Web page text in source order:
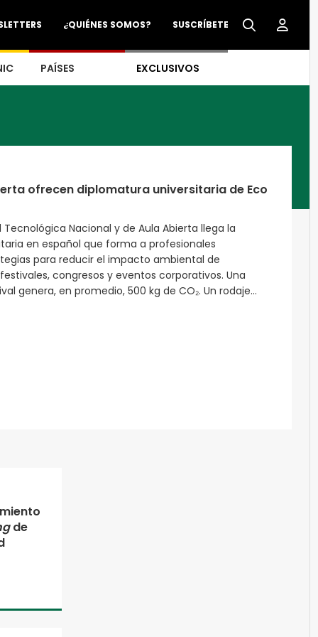
SUSCRÍBETE
¿QUIÉNES SOMOS?
PAÍSES EXCLUSIVOS
ofrecen diplomatura universitaria de Eco
Nacional y de Aula Abierta llega la
en español que forma a profesionales
para reducir el impacto ambiental de
congresos y eventos corporativos. Una
genera, en promedio, 500 kg de CO₂. Un rodaje...
de